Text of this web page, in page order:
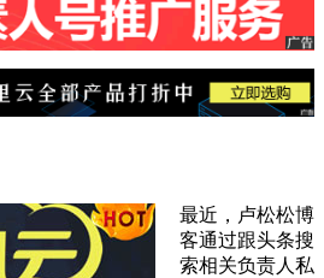
最近，卢松松博
客通过跟头条搜
索相关负责人私